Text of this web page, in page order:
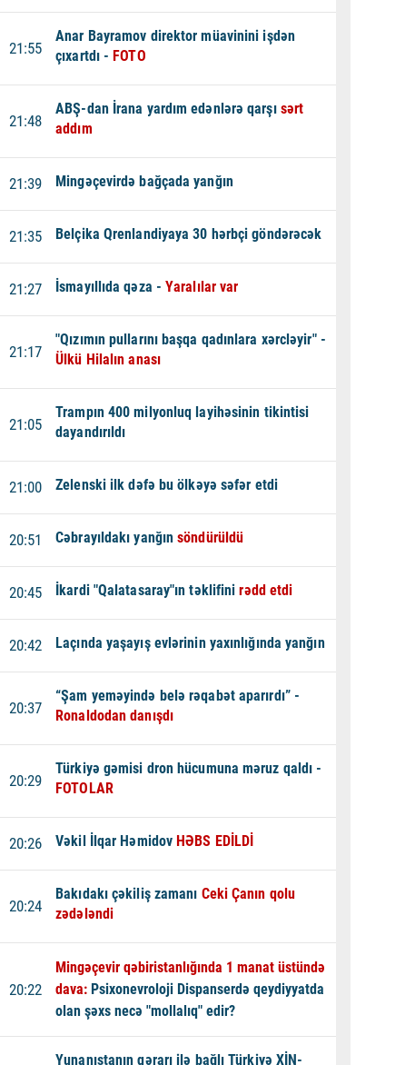
21:55
Anar Bayramov direktor müavinini işdən
çıxartdı - FOTO
21:48
ABŞ-dan İrana yardım edənlərə qarşı sərt
addım
21:39 Mingəçevirdə bağçada yanğın
21:35 Belçika Qrenlandiyaya 30 hərbçi göndərəcək
21:27 İsmayıllıda qəza -Yaralılar var
21:17
"Qızımın pullarını başqa qadınlara xərcləyir" -
Ülkü Hilalın anası
21:05
Trampın 400 milyonluq layihəsinin tikintisi
dayandırıldı
21:00 Zelenski ilk dəfə bu ölkəyə səfər etdi
20:51 Cəbrayıldakı yanğınsöndürüldü
20:45 İkardi "Qalatasaray"ın təklifinirədd etdi
20:42 Laçında yaşayış evlərinin yaxınlığında yanğın
20:37
“Şam yeməyində belə rəqabət aparırdı” -
Ronaldodan danışdı
20:29
Türkiyə gəmisi dron hücumuna məruz qaldı -
FOTOLAR
20:26 Vəkil İlqar Həmidov HƏBS EDİLDİ
20:24
Bakıdakı çəkiliş zamanı Ceki Çanın qolu
zədələndi
20:22
Mingəçevir qəbiristanlığında 1 manat üstündə
dava: Psixonevroloji Dispanserdə qeydiyyatda
olan şəxs necə "mollalıq" edir?
Yunanıstanın qərarı ilə bağlı Türkiyə XİN-